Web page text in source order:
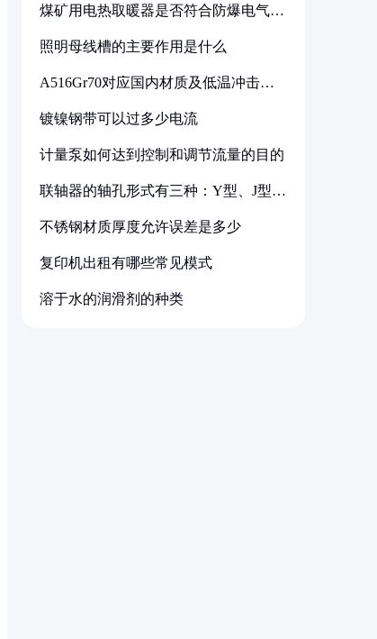
煤矿用电热取暖器是否符合防爆电气设
照明母线槽的主要作用是什么
A516Gr70对应国内材质及低温冲击要
镀镍钢带可以过多少电流
计量泵如何达到控制和调节流量的目的
联轴器的轴孔形式有三种：Y型、J型、
不锈钢材质厚度允许误差是多少
复印机出租有哪些常见模式
溶于水的润滑剂的种类